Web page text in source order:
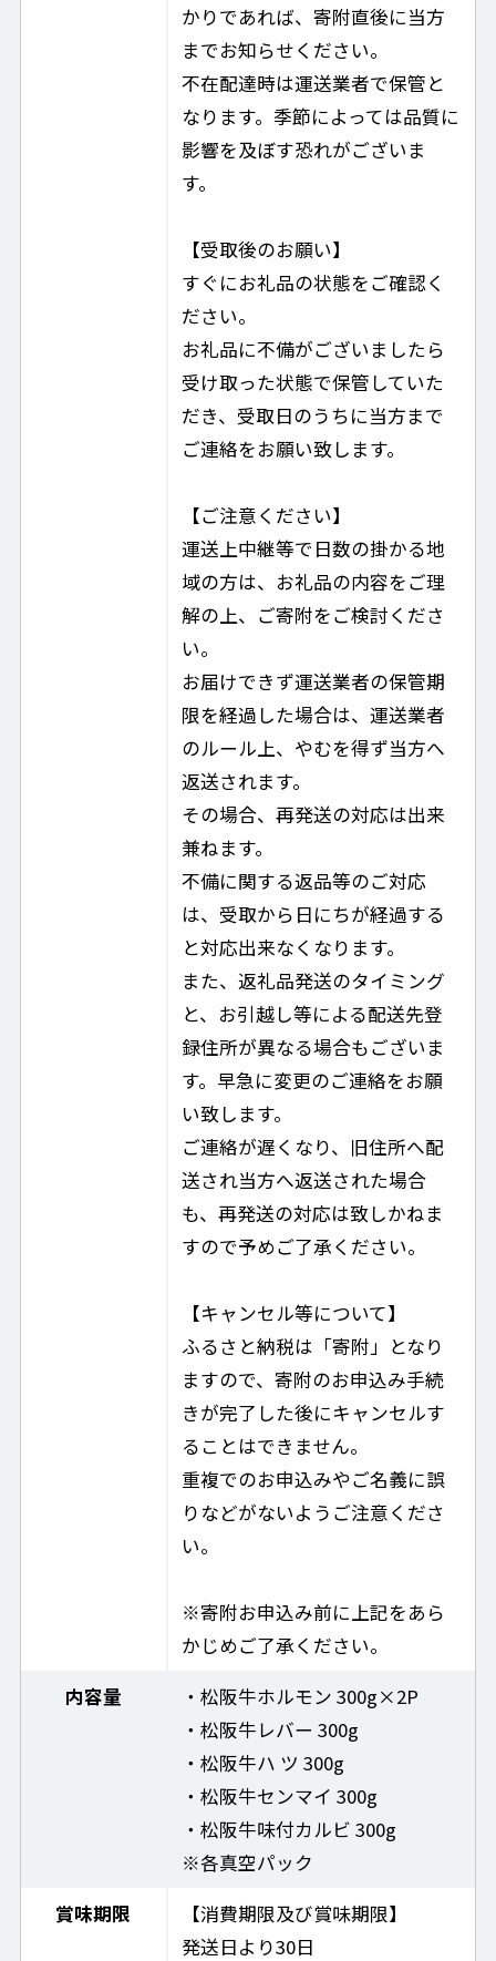
かりであれば、寄附直後に当方
までお知らせください。
不在配達時は運送業者で保管と
なります。季節によっては品質に
影響を及ぼす恐れがございま
す。
【受取後のお願い】
すぐにお礼品の状態をご確認く
ださい。
お礼品に不備がございましたら
受け取った状態で保管していた
だき、受取日のうちに当方まで
ご連絡をお願い致します。
【ご注意ください】
運送上中継等で日数の掛かる地
域の方は、お礼品の内容をご理
解の上、ご寄附をご検討くださ
い。
お届けできず運送業者の保管期
限を経過した場合は、運送業者
のルール上、やむを得ず当方へ
返送されます。
その場合、再発送の対応は出来
兼ねます。
不備に関する返品等のご対応
は、受取から日にちが経過する
と対応出来なくなります。
また、返礼品発送のタイミング
と、お引越し等による配送先登
録住所が異なる場合もございま
す。早急に変更のご連絡をお願
い致します。
ご連絡が遅くなり、旧住所へ配
送され当方へ返送された場合
も、再発送の対応は致しかねま
すので予めご了承ください。
【キャンセル等について】
ふるさと納税は「寄附」となり
ますので、寄附のお申込み手続
きが完了した後にキャンセルす
ることはできません。
重複でのお申込みやご名義に誤
りなどがないようご注意くださ
い。
※寄附お申込み前に上記をあら
かじめご了承ください。
内容量
・松阪牛ホルモン 300g×2P
・松阪牛レバー 300g
・松阪牛ハ ツ 300g
・松阪牛センマイ 300g
・松阪牛味付カルビ 300g
※各真空パック
賞味期限
【消費期限及び賞味期限】
発送日より30日